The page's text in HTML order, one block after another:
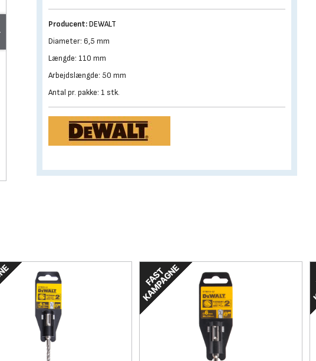
Producent:DEWALT
Diameter: 6,5 mm
Længde: 110 mm
Arbejdslængde: 50 mm
Antal pr. pakke: 1 stk.